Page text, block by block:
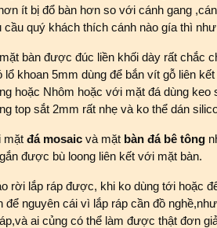
ít bị đổ bàn hơn so với cánh gang
cầu quý khách thích cánh nào gía thì
bàn được đúc liền khối dày rất chắc
lổ khoan 5mm dùng để bắn vít gỗ liên
hoặc Nhôm hoặc với mặt đá dùng keo
top sắt 2mm rất nhẹ và ko thể dán
mặt đá mosaic và mặt bàn đá bê tông
được bù loong liên kết với mặt bàn.
rời lắp ráp được, khi ko dùng tới hoặc
để nguyên cái vì lắp ráp cần đồ
ai củng có thể làm được thật đơn